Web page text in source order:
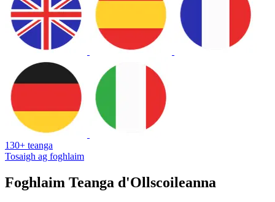
130+ teanga
Tosaigh ag foghlaim
Foghlaim Teanga d'Ollscoileanna